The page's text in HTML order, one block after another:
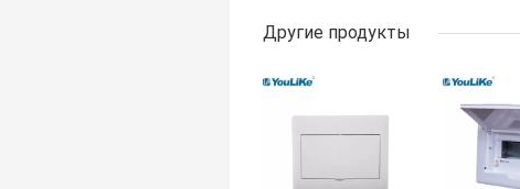
Другие продукты